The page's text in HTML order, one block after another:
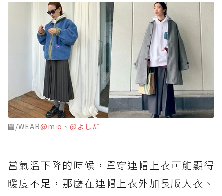
圖/WEAR@mio 、 @よしだ
當氣溫下降的時候，單穿連帽上衣可能顯得
暖度不足，那麼在連帽上衣外加長版大衣、